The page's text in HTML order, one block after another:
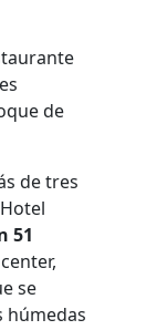
de
de tres
51
se
húmedas